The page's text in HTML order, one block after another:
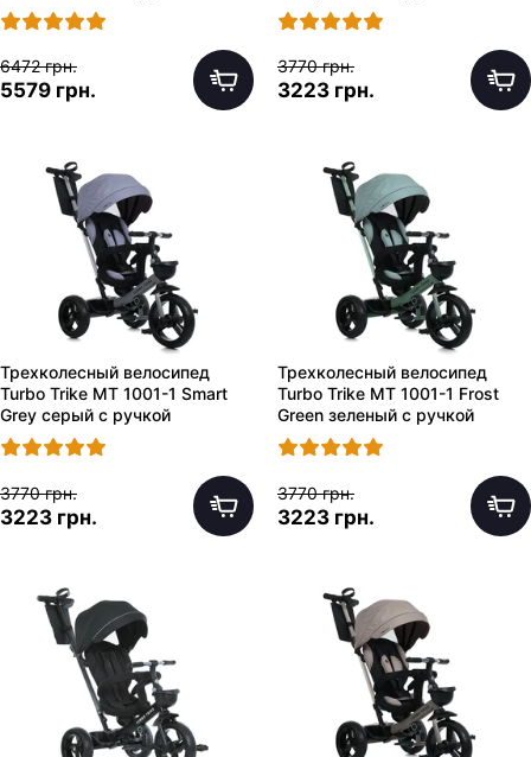
6472 грн.
5579 грн.
3770 грн.
3223 грн.
Трехколесный велосипед
Turbo Trike MT 1001-1 Smart
Grey серый с ручкой
3770 грн.
3223 грн.
Трехколесный велосипед
Turbo Trike MT 1001-1 Frost
Green зеленый с ручкой
3770 грн.
3223 грн.